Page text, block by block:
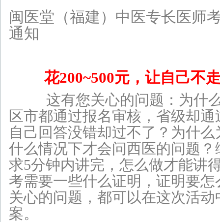
公告：闽医堂为 注册商标，涉及行业广泛，仿冒必究！ 闽医堂创始于
闽医堂（福建）中医专长医师
通知
花200~500元，让自己不
这有您关心的问题：为什么
区市都通过报名审核，省级却通
自己 回答没错却过不了？为什
什么情况下才会问西医的问题
求5分钟内讲完，怎么做才能讲
考需要一些什么证明，证明要
关心的问题，都可以在这次活
案。